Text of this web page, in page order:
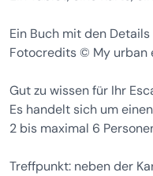
Ein Buch mit den
Fotocredits © My urban
Gut zu wissen für Ihr
Es handelt sich um
2 bis maximal 6
Treffpunkt: neben der